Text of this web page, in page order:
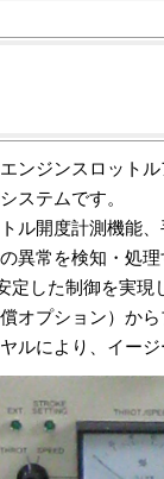
ンジンスロット
ステムです。
ル開度計測機能
異常を検知・処
定した制御を実現
償オプション）か
ルにより、イー